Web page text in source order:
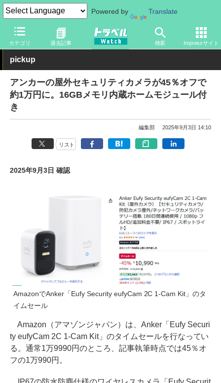
Powered by Translate
カテゴリ 過去記事 検索 Impressサイト
トラベル Watch 旅のアイテム 旅行グッズ 電気製品
pickup
アンカーの屋外セキュリティカメラが45％オフで
約1万円に。16GBメモリ内蔵ホームモジュール付
き
編集部 2025年9月3日 14:10
リスト
2025年9月3日 確認
AmazonでAnker「Eufy Security eufyCam 2C 1-Cam Kit」のタ
イムセール
Amazon（アマゾンジャパン）は、Anker「Eufy Securi
ty eufyCam 2C 1-Cam Kit」のタイムセールを行なってい
る。通常1万9990円のところ、記事執筆時点では45％オ
フの1万990円。